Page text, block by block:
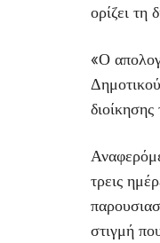
ορίζει τη
«Ο
τρεις
στιγμή